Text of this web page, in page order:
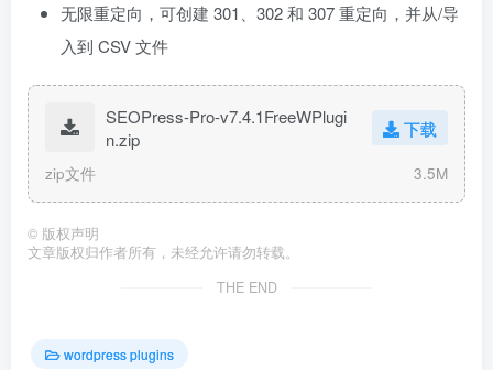
无限重定向，可创建 301、302 和 307 重定向，并从/导
入到 CSV 文件
SEOPress-Pro-v7.4.1FreeWPlugi
n.zip
下载
zip文件 3.5M
© 版权声明
文章版权归作者所有，未经允许请勿转载。
THE END
wordpress plugins